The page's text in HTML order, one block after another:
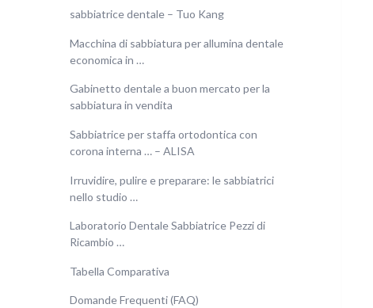
sabbiatrice dentale – Tuo Kang
Macchina di sabbiatura per allumina dentale
economica in …
Gabinetto dentale a buon mercato per la
sabbiatura in vendita
Sabbiatrice per staffa ortodontica con
corona interna … – ALISA
Irruvidire, pulire e preparare: le sabbiatrici
nello studio …
Laboratorio Dentale Sabbiatrice Pezzi di
Ricambio …
Tabella Comparativa
Domande Frequenti (FAQ)